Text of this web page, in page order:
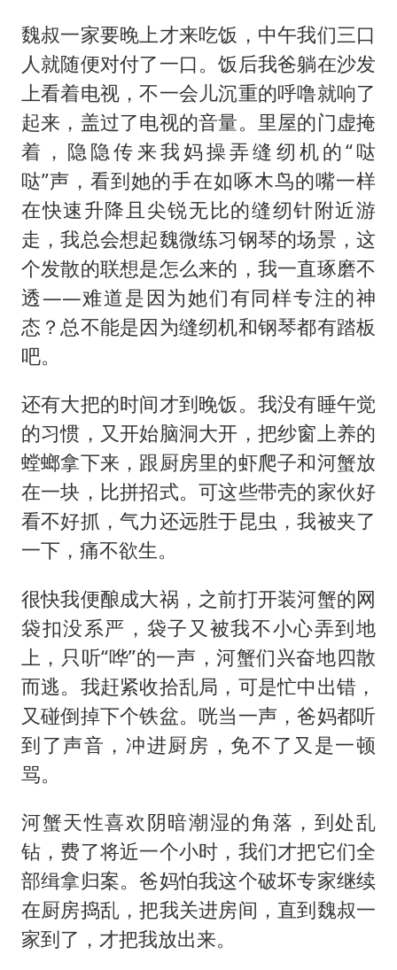
魏叔一家要晚上才来吃饭，中午我们三口
人就随便对付了一口。饭后我爸躺在沙发
上看着电视，不一会儿沉重的呼噜就响了
起来，盖过了电视的音量。里屋的门虚掩
着，隐隐传来我妈操弄缝纫机的“哒
哒”声，看到她的手在如啄木鸟的嘴一样
在快速升降且尖锐无比的缝纫针附近游
走，我总会想起魏微练习钢琴的场景，这
个发散的联想是怎么来的，我一直琢磨不
透——难道是因为她们有同样专注的神
态？总不能是因为缝纫机和钢琴都有踏板
吧。
还有大把的时间才到晚饭。我没有睡午觉
的习惯，又开始脑洞大开，把纱窗上养的
螳螂拿下来，跟厨房里的虾爬子和河蟹放
在一块，比拼招式。可这些带壳的家伙好
看不好抓，气力还远胜于昆虫，我被夹了
一下，痛不欲生。
很快我便酿成大祸，之前打开装河蟹的网
袋扣没系严，袋子又被我不小心弄到地
上，只听“哗”的一声，河蟹们兴奋地四散
而逃。我赶紧收拾乱局，可是忙中出错，
又碰倒掉下个铁盆。咣当一声，爸妈都听
到了声音，冲进厨房，免不了又是一顿
骂。
河蟹天性喜欢阴暗潮湿的角落，到处乱
钻，费了将近一个小时，我们才把它们全
部缉拿归案。爸妈怕我这个破坏专家继续
在厨房捣乱，把我关进房间，直到魏叔一
家到了，才把我放出来。